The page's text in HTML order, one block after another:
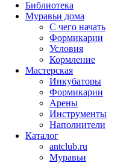
Библиотека
Муравьи дома
С чего начать
Формикарии
Условия
Кормление
Мастерская
Инкубаторы
Формикарии
Арены
Инструменты
Наполнители
Каталог
antclub.ru
Муравьи